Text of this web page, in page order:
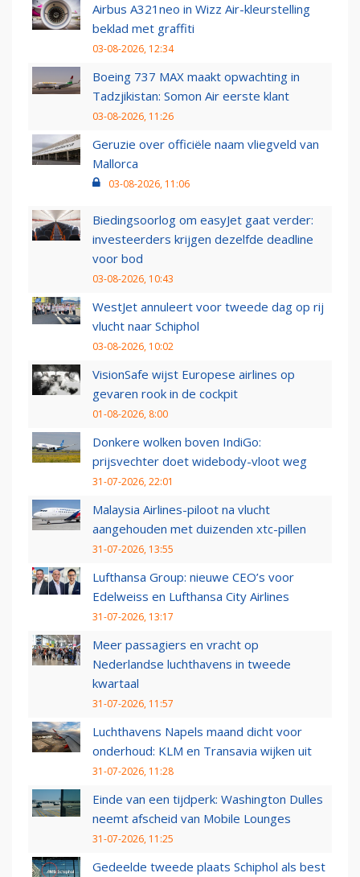
Airbus A321neo in Wizz Air-kleurstelling
beklad met graffiti
03-08-2026, 12:34
Boeing 737 MAX maakt opwachting in
Tadzjikistan: Somon Air eerste klant
03-08-2026, 11:26
Geruzie over officiële naam vliegveld van
Mallorca
03-08-2026, 11:06
Biedingsoorlog om easyJet gaat verder:
investeerders krijgen dezelfde deadline
voor bod
03-08-2026, 10:43
WestJet annuleert voor tweede dag op rij
vlucht naar Schiphol
03-08-2026, 10:02
VisionSafe wijst Europese airlines op
gevaren rook in de cockpit
01-08-2026, 8:00
Donkere wolken boven IndiGo:
prijsvechter doet widebody-vloot weg
31-07-2026, 22:01
Malaysia Airlines-piloot na vlucht
aangehouden met duizenden xtc-pillen
31-07-2026, 13:55
Lufthansa Group: nieuwe CEO’s voor
Edelweiss en Lufthansa City Airlines
31-07-2026, 13:17
Meer passagiers en vracht op
Nederlandse luchthavens in tweede
kwartaal
31-07-2026, 11:57
Luchthavens Napels maand dicht voor
onderhoud: KLM en Transavia wijken uit
31-07-2026, 11:28
Einde van een tijdperk: Washington Dulles
neemt afscheid van Mobile Lounges
31-07-2026, 11:25
Gedeelde tweede plaats Schiphol als best